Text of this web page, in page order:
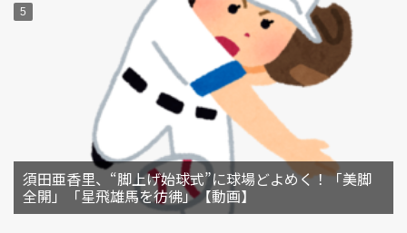
須田亜香里、“脚上げ始球式”に球場どよめく！「美脚
全開」「星飛雄馬を彷彿」【動画】